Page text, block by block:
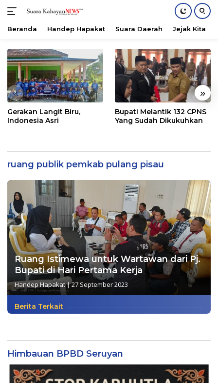
konten
Beranda Handep Hapakat Suara Daerah Jejak Kita
« »
Gerakan Langit Biru,
Indonesia Asri
Bupati Melantik 132 CPNS
Yang Sudah Dikukuhkan
ruang publik pemkab pulang pisau
Ruang Istimewa untuk Wartawan dari Pj.
Bupati di Hari Pertama Kerja
Handep Hapakat|27 September 2023
Berita Terkait
Himbauan BPBD Seruyan